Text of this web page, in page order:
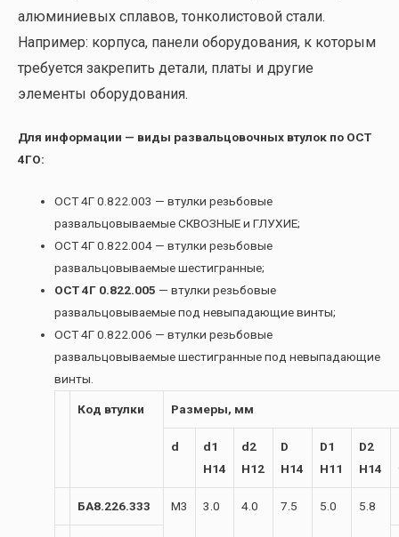
алюминиевых сплавов, тонколистовой стали.
Например: корпуса, панели оборудования, к которым
требуется закрепить детали, платы и другие
элементы оборудования.
Для информации — виды развальцовочных втулок по ОСТ
4ГО:
ОСТ 4Г 0.822.003 — втулки резьбовые
развальцовываемые СКВОЗНЫЕ и ГЛУХИЕ;
ОСТ 4Г 0.822.004 — втулки резьбовые
развальцовываемые шестигранные;
ОСТ 4Г 0.822.005 — втулки резьбовые
развальцовываемые под невыпадающие винты;
ОСТ 4Г 0.822.006 — втулки резьбовые
развальцовываемые шестигранные под невыпадающие
винты.
Код втулки Размеры, мм
d
d1
H14
d2
H12
D
H14
D1
H11
D2
H14
БА8.226.333 М3 3.0 4.0 7.5 5.0 5.8